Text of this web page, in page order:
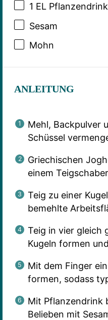
1 EL
Sesam
Mohn
ANLEITUNG
Mehl, Backpulver
Schüssel
Griechischen
einem
Teig zu einer
bemehlte
Teig in vier gleich
Kugeln formen
Mit dem Finger
formen, sodass
Mit Pflanzendrink
Belieben mit